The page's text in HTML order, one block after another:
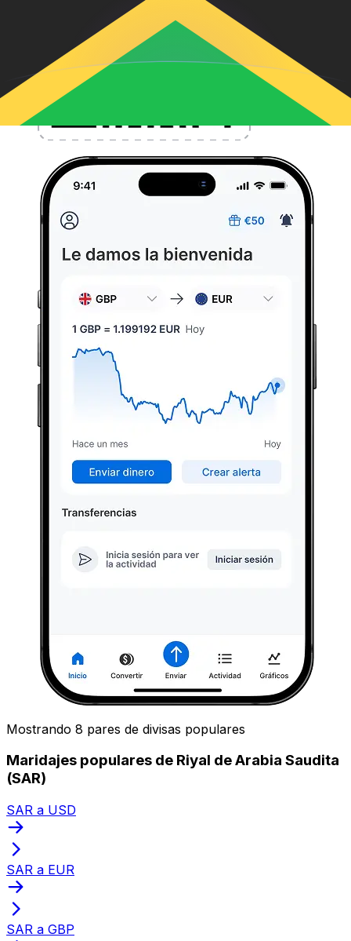
Mostrando 8 pares de divisas populares
Maridajes populares de Riyal de Arabia Saudita
(SAR)
SAR a USD
SAR a EUR
SAR a GBP